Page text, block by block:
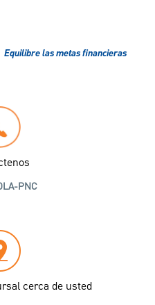
Equilibre las metas financieras
PNC
cerca de usted